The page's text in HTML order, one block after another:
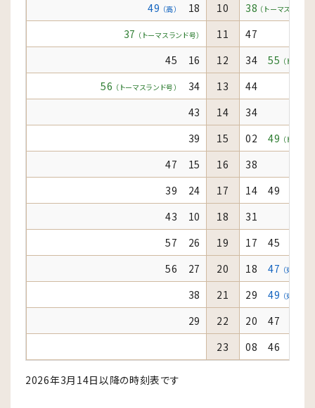
49 （高） 18 10 38 （トーマスランド
37 （トーマスランド号） 11
47
45 16
12 3455 （トーマ
56 （トーマスランド号） 34 13
44
43
14
34
39
15 0249 （トーマ
47 15 16
38
39 24
17
14 49
43 10
18
31
57 26
19
17 45
56 27
20 1847 （東）
38 21 2949 （東）
29 22
20 47
23
08 46
2026年3月14日以降の時刻表です